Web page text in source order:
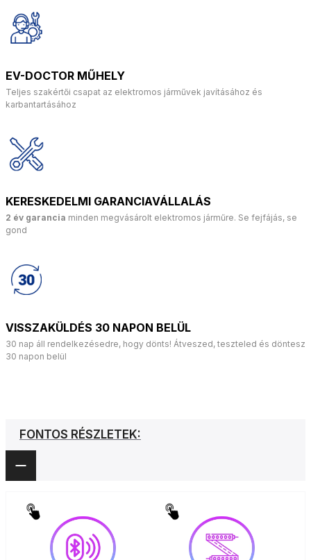
EV-DOCTOR MŰHELY
Teljes szakértői csapat az elektromos járművek javításához és
karbantartásához
KERESKEDELMI GARANCIAVÁLLALÁS
2 év garancia minden megvásárolt elektromos járműre. Se fejfájás, se
gond
VISSZAKÜLDÉS 30 NAPON BELÜL
30 nap áll rendelkezésedre, hogy dönts! Átveszed, teszteled és döntesz
30 napon belül
FONTOS RÉSZLETEK: